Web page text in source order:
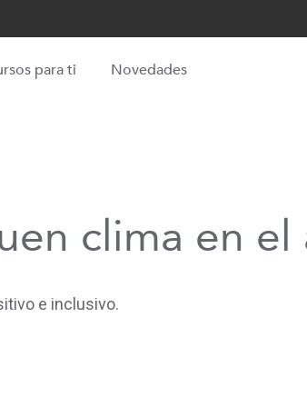
para ti Novedades
clima en el
e inclusivo.